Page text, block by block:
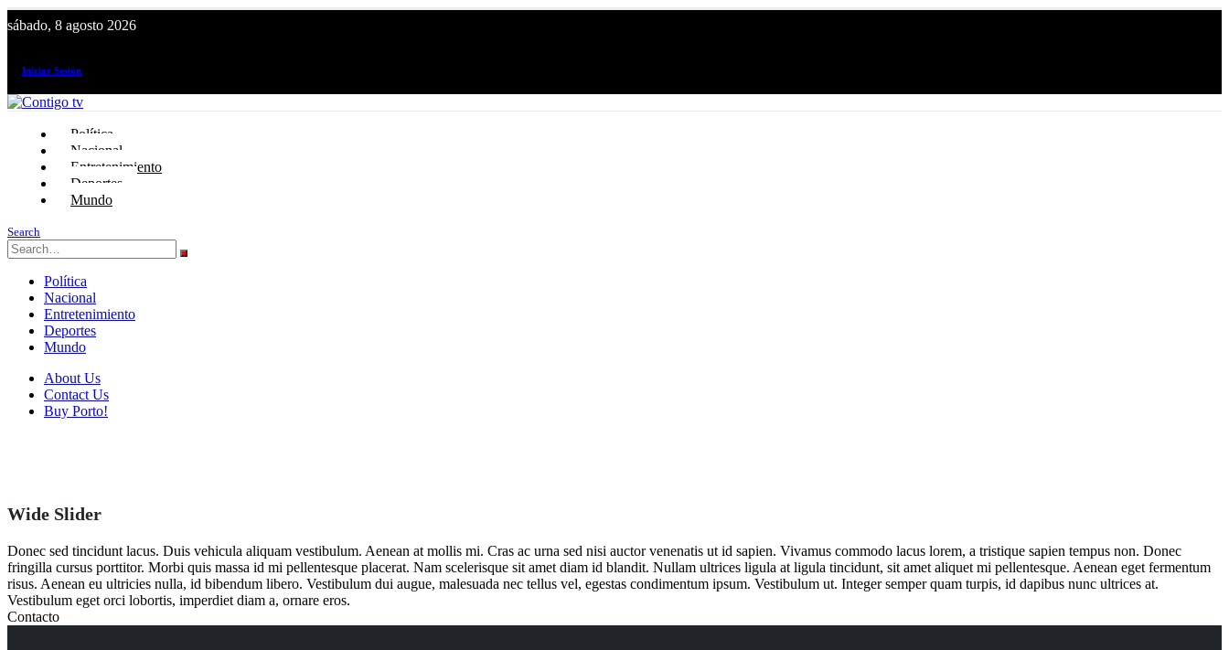
sábado, 8 agosto 2026
Iniciar Sesión
Política
Nacional
Entretenimiento
Deportes
Mundo
Search
Política
Nacional
Entretenimiento
Deportes
Mundo
About Us
Contact Us
Buy Porto!
Wide Slider
Donec sed tincidunt lacus. Duis vehicula aliquam vestibulum. Aenean at mollis mi. Cras ac urna sed nisi auctor venenatis ut id sapien. Vivamus commodo lacus lorem, a tristique sapien tempus non. Donec
fringilla cursus porttitor. Morbi quis massa id mi pellentesque placerat. Nam scelerisque sit amet diam id blandit. Nullam ultrices ligula at ligula tincidunt, sit amet aliquet mi pellentesque. Aenean eget fermentum
risus. Aenean eu ultricies nulla, id bibendum libero. Vestibulum dui augue, malesuada nec tellus vel, egestas condimentum ipsum. Vestibulum ut. Integer semper quam turpis, id dapibus nunc ultrices at.
Vestibulum eget orci lobortis, imperdiet diam a, ornare eros.
Contacto